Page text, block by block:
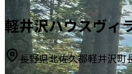
軽井沢ハウスヴィ
長野県北佐久郡軽井沢町